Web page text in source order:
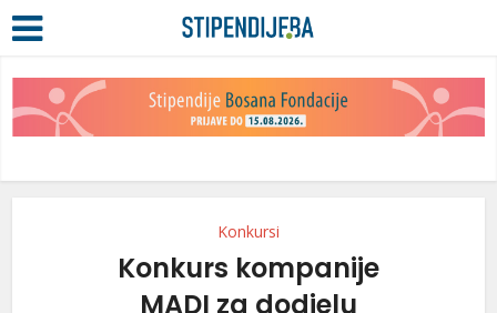
Konkursi
Konkurs kompanije
MADI za dodjelu